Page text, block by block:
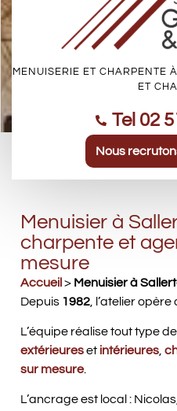
MENUISERIE ET CHARPENTE
ET
Tel 02
Nous
Menuisier à
charpente et
mesure
Accueil > Menuisier à
Depuis 1982 , l’atelier
L’équipe réalise tout type
extérieureset intérieures
sur mesure.
L’ancrage est local :